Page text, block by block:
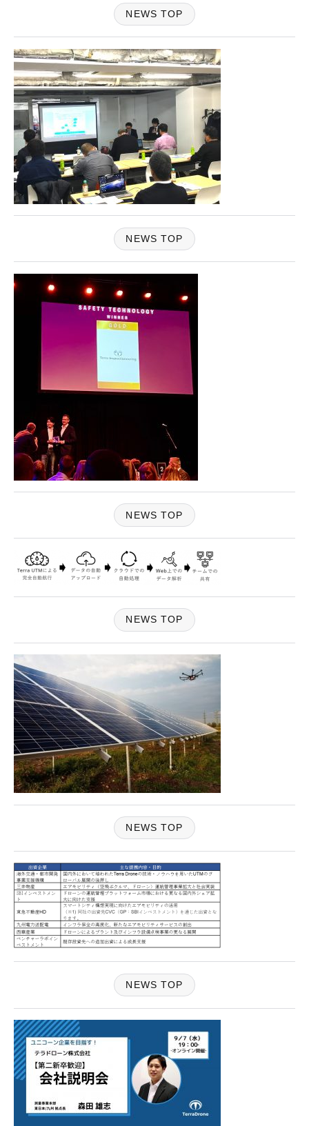
NEWS TOP
NEWS TOP
NEWS TOP
NEWS TOP
NEWS TOP
NEWS TOP